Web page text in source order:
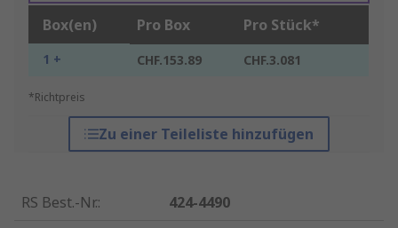
Box(en) Pro Box Pro Stück*
1 + CHF.153.89 CHF.3.081
*Richtpreis
Zu einer Teileliste hinzufügen
RS Best.-Nr.:
424-4490